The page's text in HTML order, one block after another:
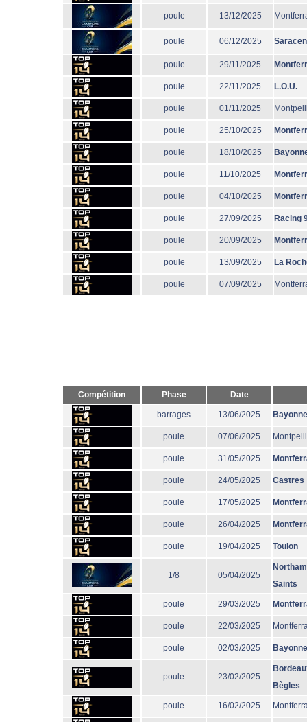
poule 13/12/2025
poule 06/12/2025
poule 29/11/2025
poule 22/11/2025 L.O.U.
poule 01/11/2025
poule 25/10/2025
poule 18/10/2025
poule 11/10/2025
poule 04/10/2025
poule 27/09/2025 Racing
poule 20/09/2025
poule 13/09/2025 La
poule 07/09/2025
Compétition Phase Date
barrages 13/06/2025 Bayonne
poule 07/06/2025
poule 31/05/2025
poule 24/05/2025 Castres
poule 17/05/2025
poule 26/04/2025
poule 19/04/2025 Toulon
1/8 05/04/2025
Saints
poule 29/03/2025
poule 22/03/2025
poule 02/03/2025 Bayonne
poule 23/02/2025
Bègles
poule 16/02/2025